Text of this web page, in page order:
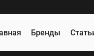
Бренды